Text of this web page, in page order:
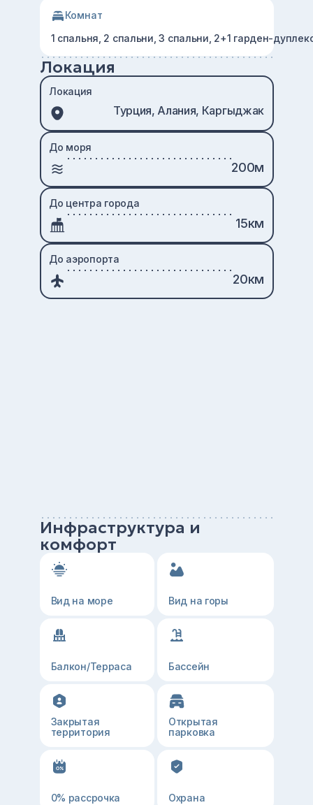
Комнат
1 спальня, 2 спальни, 3 спальни, 2+1 гарден-
Локация
Локация
Турция, Алания, Каргыджак
До моря
200м
До центра города
15км
До аэропорта
20км
Инфраструктура и
комфорт
Вид на море Вид на горы
Балкон/Терраса Бассейн
Закрытая
территория
Открытая
парковка
0% рассрочка Охрана